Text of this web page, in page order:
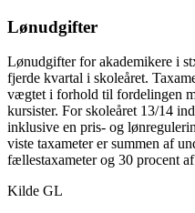
Lønudgifter
Lønudgifter for akademikere i
fjerde kvartal i skoleåret.
vægtet i forhold til fordelingen
kursister. For skoleåret 13/14
inklusive en pris- og
viste taxameter er summen af
fællestaxameter og 30 procent
Kilde GL